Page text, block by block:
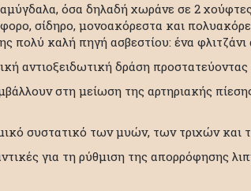
όσα δηλαδή χωράνε σε 2
σίδηρο, μονοακόρεστα και
πολύ καλή πηγή ασβεστίου: ένα
αντιοξειδωτική δράση
στη μείωση της αρτηριακής
συστατικό των μυών, των τριχών και
για τη ρύθμιση της απορρόφησης